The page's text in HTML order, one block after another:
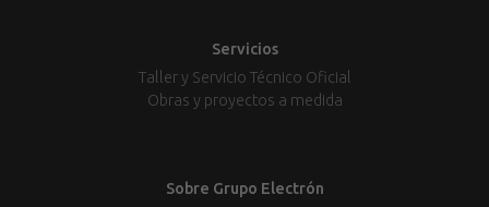
Servicios
Taller y Servicio Técnico Oficial
Obras y proyectos a medida
Sobre Grupo Electrón